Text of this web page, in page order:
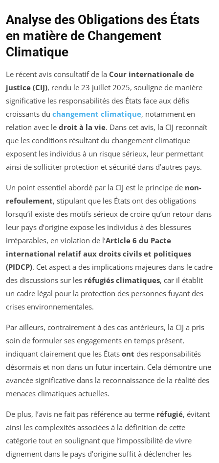
Analyse des Obligations des États
en matière de Changement
Climatique
Le récent avis consultatif de la Cour internationale de
justice (CIJ), rendu le 23 juillet 2025, souligne de manière
significative les responsabilités des États face aux défis
croissants du changement climatique, notamment en
relation avec le droit à la vie. Dans cet avis, la CIJ reconnaît
que les conditions résultant du changement climatique
exposent les individus à un risque sérieux, leur permettant
ainsi de solliciter protection et sécurité dans d’autres pays.
Un point essentiel abordé par la CIJ est le principe de non-
refoulement, stipulant que les États ont des obligations
lorsqu’il existe des motifs sérieux de croire qu’un retour dans
leur pays d’origine expose les individus à des blessures
irréparables, en violation de l’Article 6 du Pacte
international relatif aux droits civils et politiques
(PIDCP). Cet aspect a des implications majeures dans le cadre
des discussions sur les réfugiés climatiques, car il établit
un cadre légal pour la protection des personnes fuyant des
crises environnementales.
Par ailleurs, contrairement à des cas antérieurs, la CIJ a pris
soin de formuler ses engagements en temps présent,
indiquant clairement que les États ont des responsabilités
désormais et non dans un futur incertain. Cela démontre une
avancée significative dans la reconnaissance de la réalité des
menaces climatiques actuelles.
De plus, l’avis ne fait pas référence au terme réfugié, évitant
ainsi les complexités associées à la définition de cette
catégorie tout en soulignant que l’impossibilité de vivre
dignement dans le pays d’origine suffit à déclencher les